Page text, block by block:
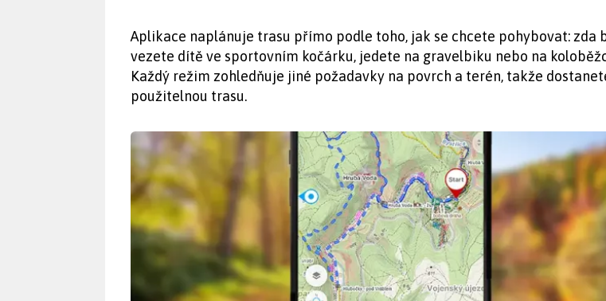
Aplikace naplánuje trasu přímo podle toho, jak se chcete pohybovat: zda
vezete dítě ve sportovním kočárku, jedete na gravelbiku nebo na
Každý režim zohledňuje jiné požadavky na povrch a terén, takže
použitelnou trasu.